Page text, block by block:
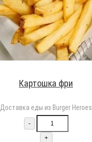
Картошка фри
Доставка еды из Burger Heroes
-
+